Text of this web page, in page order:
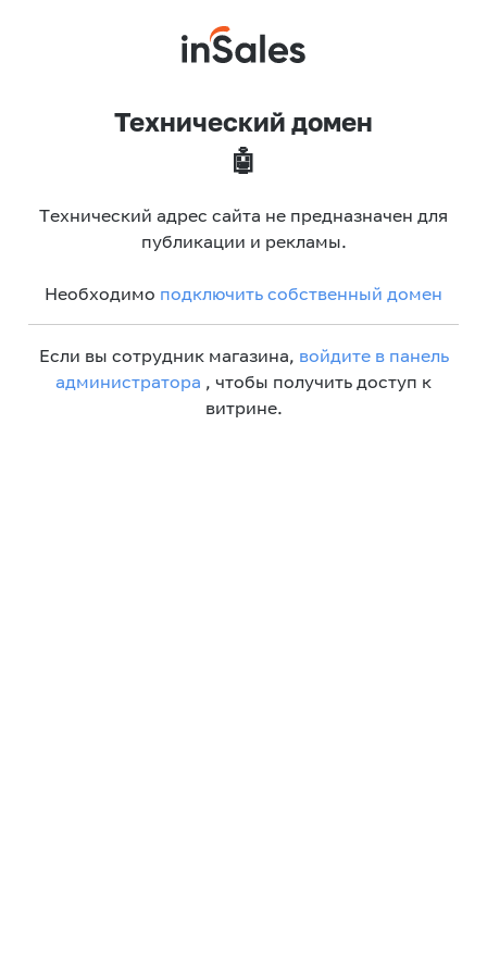
Технический домен
🤖
Технический адрес сайта не предназначен для
публикации и рекламы.
Необходимо подключить собственный домен
Если вы сотрудник магазина, войдите в панель
администратора , чтобы получить доступ к
витрине.